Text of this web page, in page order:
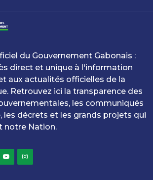
du Gouvernement Gabonais :
direct et unique à l'information
aux actualités officielles de la
Retrouvez ici la transparence des
les communiqués
les décrets et les grands projets qui
notre Nation.